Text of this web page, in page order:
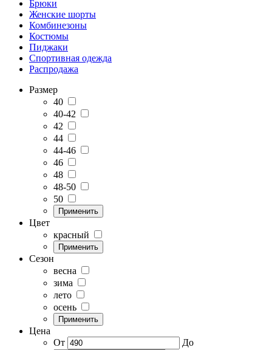
Брюки
Женские шорты
Комбинезоны
Костюмы
Пиджаки
Спортивная одежда
Распродажа
Размер
40
40-42
42
44
44-46
46
48
48-50
50
Применить
Цвет
красный
Применить
Сезон
весна
зима
лето
осень
Применить
Цена
От
До